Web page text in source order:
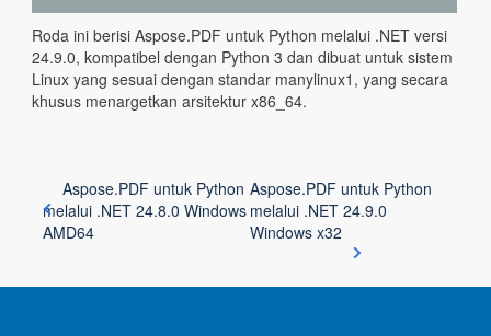
Roda ini berisi Aspose.PDF untuk Python melalui .NET versi
24.9.0, kompatibel dengan Python 3 dan dibuat untuk sistem
Linux yang sesuai dengan standar manylinux1, yang secara
khusus menargetkan arsitektur x86_64.
Aspose.PDF untuk Python
melalui .NET 24.8.0 Windows
AMD64
Aspose.PDF untuk Python
melalui .NET 24.9.0
Windows x32